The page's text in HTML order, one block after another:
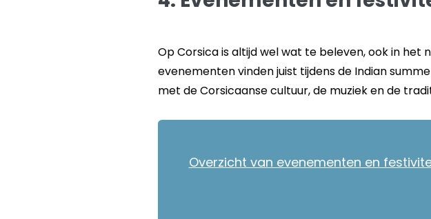
Op Corsica is altijd wel wat te beleven, ook in
evenementen vinden juist tijdens de Indian
met de Corsicaanse cultuur, de muziek en de
Overzicht van evenementen en